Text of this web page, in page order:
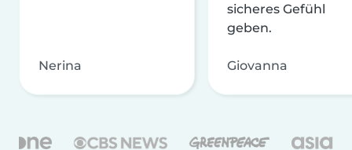
Nerina
sicheres Gefühl
geben.
Giovanna